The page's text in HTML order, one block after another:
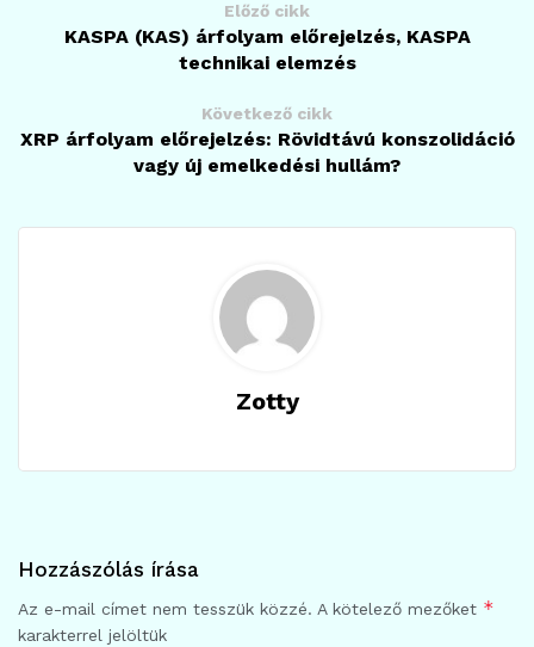
Előző cikk
KASPA (KAS) árfolyam előrejelzés, KASPA
technikai elemzés
Következő cikk
XRP árfolyam előrejelzés: Rövidtávú konszolidáció
vagy új emelkedési hullám?
Zotty
Hozzászólás írása
Az e-mail címet nem tesszük közzé. A kötelező mezőket *
karakterrel jelöltük